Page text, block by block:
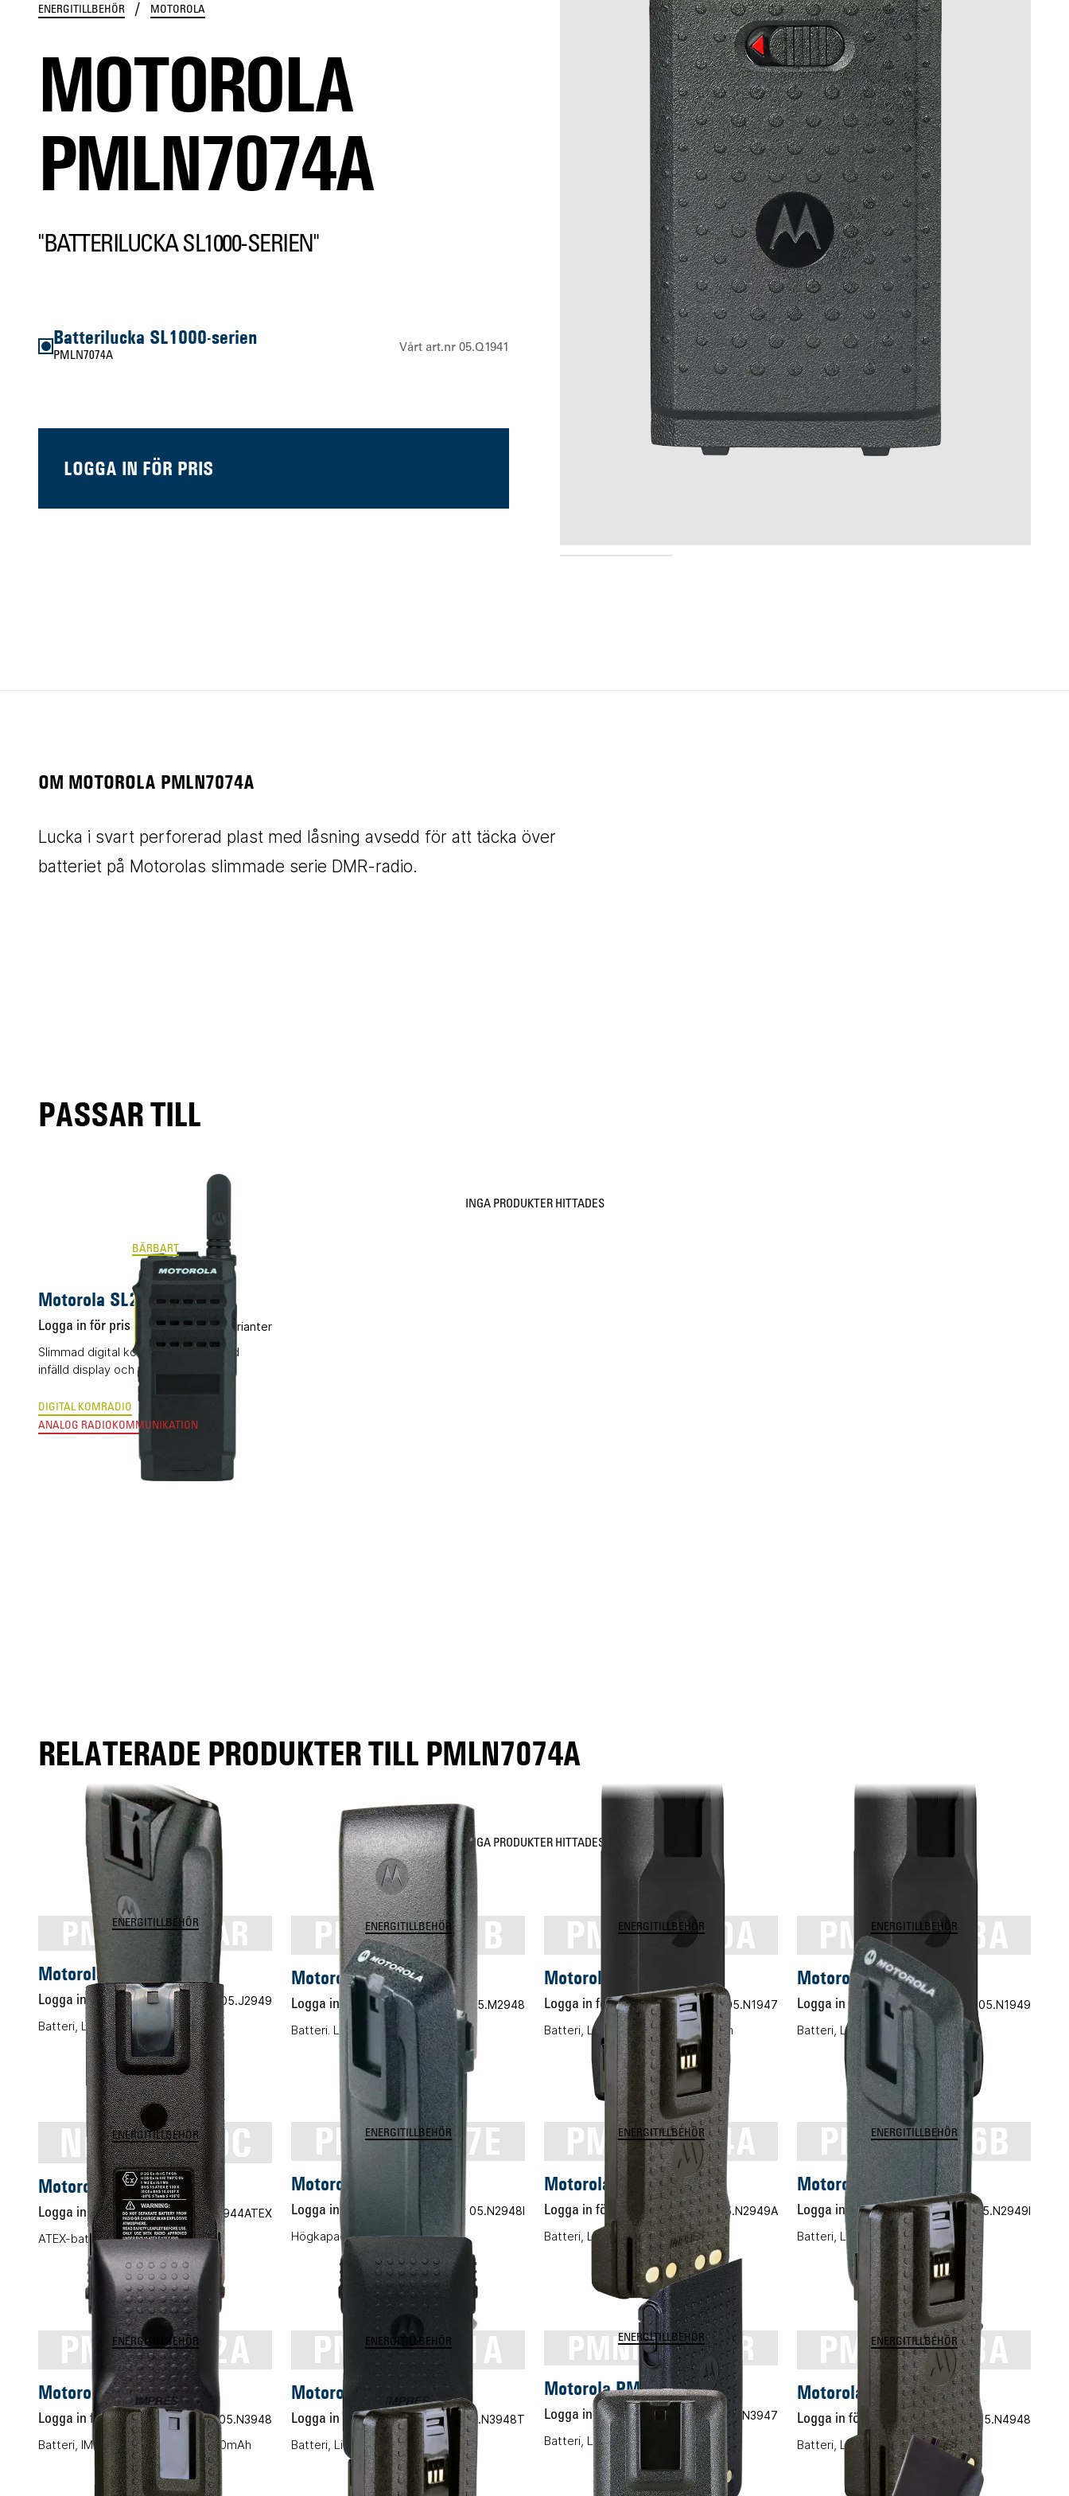
ENERGITILLBEHÖR / MOTOROLA
MOTOROLA
PMLN7074A
"BATTERILUCKA SL1000-SERIEN"
Batterilucka SL1000-serien
PMLN7074A
Vårt art.nr 05.Q1941
LOGGA IN FÖR PRIS
OM MOTOROLA PMLN7074A
Lucka i svart perforerad plast med låsning avsedd för att täcka över
batteriet på Motorolas slimmade serie DMR-radio.
PASSAR TILL
INGA PRODUKTER HITTADES
BÄRBART
Motorola SL2600
Logga in för pris Flera varianter
Slimmad digital komradio (DMR) med
infälld display och touch-interface.
DIGITAL KOMRADIO
ANALOG RADIOKOMMUNIKATION
RELATERADE PRODUKTER TILL PMLN7074A
INGA PRODUKTER HITTADES
PMNN4254AR
ENERGITILLBEHÖR
Motorola PMNN4254AR
Logga in för pris Vårt art.nr 05.J2949
Batteri, Li-ION, 2300mAh
PMNN4351B
ENERGITILLBEHÖR
Motorola PMNN4351B
Logga in för pris Vårt art.nr 05.M2948
Batteri. Li-ION, 1940mAh
PMNN4600A
ENERGITILLBEHÖR
Motorola PMNN4600A
Logga in för pris Vårt art.nr 05.N1947
Batteri, Li-Ion, 2100mAh, IP55, Slim
PMNN4598A
ENERGITILLBEHÖR
Motorola PMNN4598A
Logga in för pris Vårt art.nr 05.N1949
Batteri, Li-Ion, 2300mAh, IP55
NNTN8570C
ENERGITILLBEHÖR
Motorola NNTN8570C
Logga in för prisVårt art.nr 05.M8944ATEX
ATEX-batteri, Li-ION, 1250mAh
PMNN4077E
ENERGITILLBEHÖR
Motorola PMNN4077E
Logga in för pris Vårt art.nr 05.N2948I
Högkapacitetsbatteri, Li-ION
PMNN4544A
ENERGITILLBEHÖR
Motorola PMNN4544A
Logga in för pris Vårt art.nr 05.N2949A
Batteri, Li-ION, 2450mAh IMPRES
PMNN4066B
ENERGITILLBEHÖR
Motorola PMNN4066B
Logga in för pris Vårt art.nr 05.N2949I
Batteri, Li-ION, 1700mAh
PMNN4502A
ENERGITILLBEHÖR
Motorola PMNN4502A
Logga in för pris Vårt art.nr 05.N3948
Batteri, IMPRES, Li-ION, IP68, 3000mAh
PMNN4511A
ENERGITILLBEHÖR
Motorola PMNN4511A
Logga in för pris Vårt art.nr 05.N3948T
Batteri, Li-ION, 2900mAh
PMNN4440AR
ENERGITILLBEHÖR
Motorola PMNN4440AR
Logga in för pris Vårt art.nr 05.N3947
Batteri, Li-ION, 1700mAh
PMNN4493A
ENERGITILLBEHÖR
Motorola PMNN4493A
Logga in för pris Vårt art.nr 05.N4948
Batteri, Li-ION, 3000mAh